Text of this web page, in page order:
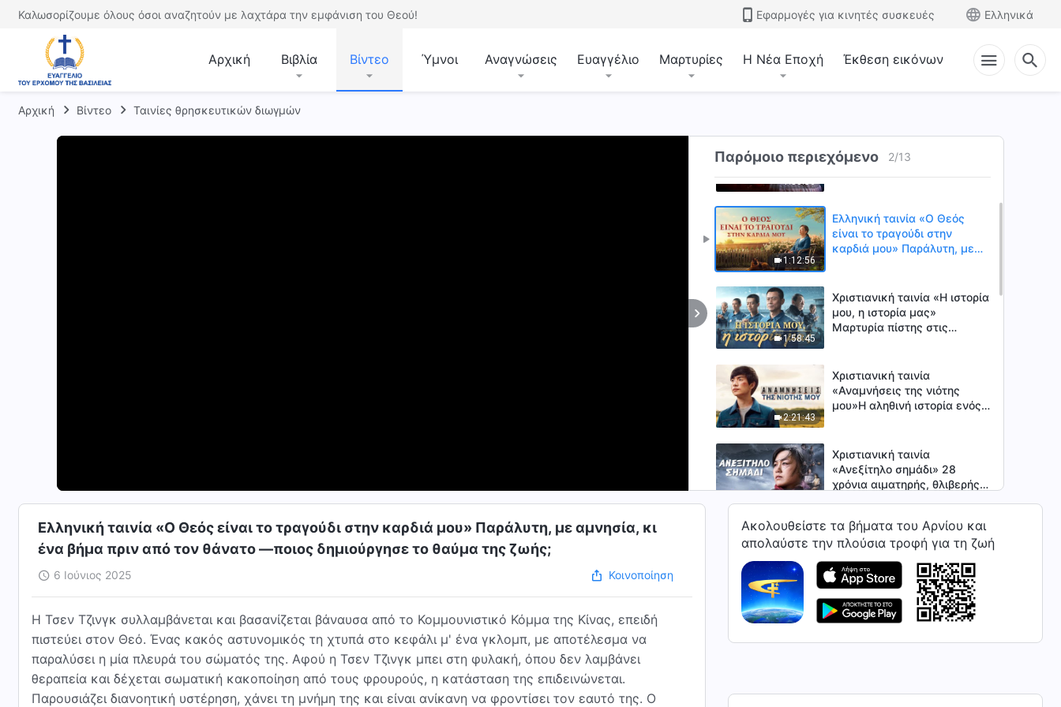
Καλωσορίζουμε όλους όσοι αναζητούν με λαχτάρα την εμφάνιση του Θεού! Εφαρμογές για κινητές συσκευές Ελληνικά
Αρχική Βιβλία Βίντεο Ύμνοι Αναγνώσεις Ευαγγέλιο Μαρτυρίες Η Νέα Εποχή Έκθεση εικόνων
Αρχική Βίντεο Ταινίες θρησκευτικών διωγμών
Παρόμοιο περιεχόμενο 2/13
1:50:56
Ελληνική ταινία «Το πυρ του
χωνευτού»
1:12:56
Ελληνική ταινία «Ο Θεός
είναι το τραγούδι στην
καρδιά μου» Παράλυτη, με
δημιούργησε το θαύμα της
ζωής;
1:58:45
Χριστιανική ταινία «Η ιστορία
μου, η ιστορία μας»
Μαρτυρία πίστης στις
2:21:43
Χριστιανική ταινία
«Αναμνήσεις της νιότης
μου»Η αληθινή ιστορία ενός
Χριστιανική ταινία
«Ανεξίτηλο σημάδι» 28
χρόνια αιματηρής, θλιβερής
2:16:28
χριστιανική ταινία «Η
συζήτηση» Χριστιανική
μαρτυρία για τη νίκη
εναντίον του Σατανά
χριστιανική ταινία «Στην
καρδιά του χειμώνα» Η
νικηφόρα μαρτυρία ενός
Ελληνική ταινία «Ο Θεός είναι το τραγούδι στην καρδιά μου» Παράλυτη, με αμνησία, κι
ένα βήμα πριν από τον θάνατο —ποιος δημιούργησε το θαύμα της ζωής;
6 Ιούνιος 2025 Κοινοποίηση
Η Τσεν Τζινγκ συλλαμβάνεται και βασανίζεται βάναυσα από το Κομμουνιστικό Κόμμα της Κίνας, επειδή
πιστεύει στον Θεό. Ένας κακός αστυνομικός τη χτυπά στο κεφάλι μ' ένα γκλομπ, με αποτέλεσμα να
παραλύσει η μία πλευρά του σώματός της. Αφού η Τσεν Τζινγκ μπει στη φυλακή, όπου δεν λαμβάνει
θεραπεία και δέχεται σωματική κακοποίηση από τους φρουρούς, η κατάσταση της επιδεινώνεται.
Παρουσιάζει διανοητική υστέρηση, χάνει τη μνήμη της και είναι ανίκανη να φροντίσει τον εαυτό της. Ο
Ακολουθείστε τα βήματα του Αρνίου και
απολαύστε την πλούσια τροφή για τη ζωή